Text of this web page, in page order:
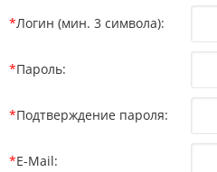
*Логин (мин. 3 символа):
*Пароль:
*Подтверждение пароля:
*E-Mail: